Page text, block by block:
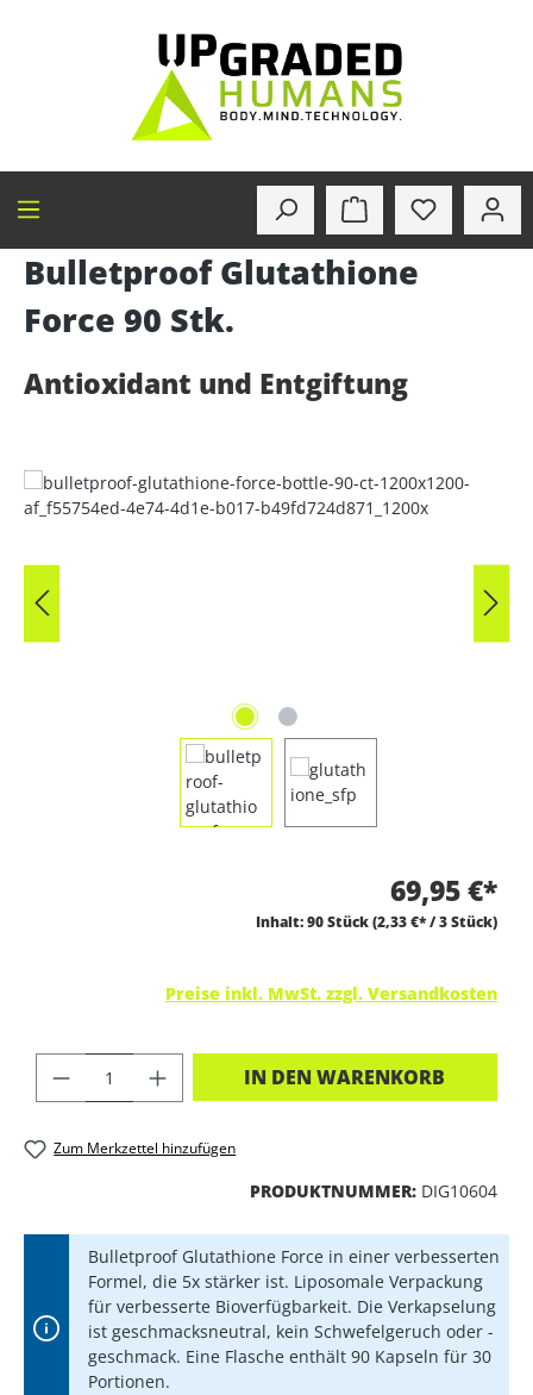
Bulletproof Glutathione
Force 90 Stk.
Antioxidant und Entgiftung
Bildergalerie überspringen
69,95 €*
Inhalt:90 Stück(2,33 €* / 3 Stück)
Preise inkl. MwSt. zzgl. Versandkosten
PRODUKT ANZAHL: GIB DEN
IN DEN WARENKORB
Zum Merkzettel hinzufügen
PRODUKTNUMMER: DIG10604
Bulletproof Glutathione Force in einer verbesserten
Formel, die 5x stärker ist. Liposomale Verpackung
für verbesserte Bioverfügbarkeit. Die Verkapselung
ist geschmacksneutral, kein Schwefelgeruch oder -
geschmack. Eine Flasche enthält 90 Kapseln für 30
Portionen.